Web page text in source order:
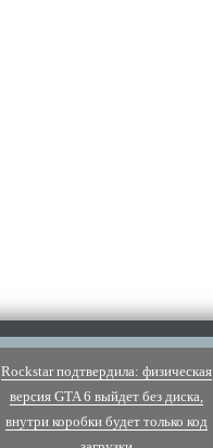
Rockstar подтвердила: физическая
версия GTA 6 выйдет без диска,
внутри коробки будет только код